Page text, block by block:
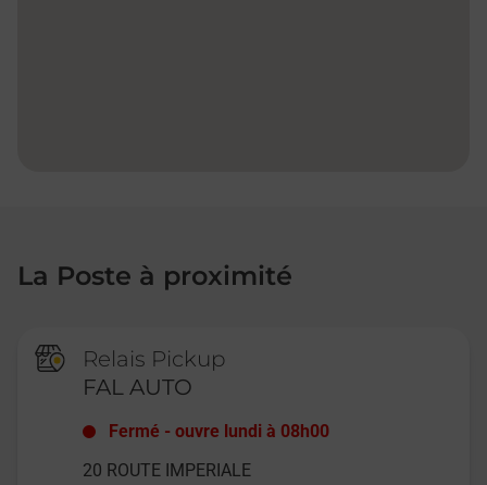
La Poste à proximité
Relais Pickup
FAL AUTO
Fermé -ouvre lundi à 08h00
20 ROUTE IMPERIALE